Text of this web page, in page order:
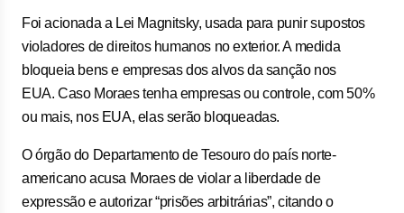
Foi acionada a Lei Magnitsky, usada para punir supostos
violadores de direitos humanos no exterior. A medida
bloqueia bens e empresas dos alvos da sanção nos
EUA. Caso Moraes tenha empresas ou controle, com 50%
ou mais, nos EUA, elas serão bloqueadas.
O órgão do Departamento de Tesouro do país norte-
americano acusa Moraes de violar a liberdade de
expressão e autorizar “prisões arbitrárias”, citando o